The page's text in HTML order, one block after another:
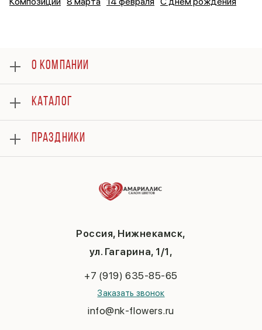
Россия, Нижнекамск,
ул. Гагарина, 1/1,
+7 (919) 635-85-65
Заказать звонок
info@nk-flowers.ru
О КОМПАНИИ
Оплата
Отзывы
Гарантии
Доставка
Вопросы и ответы
Политика конфиденциальности
КАТАЛОГ
Букеты
Композиции
ПРАЗДНИКИ
Последний звонок